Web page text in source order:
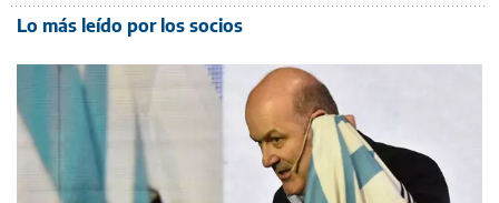
Lo más leído por los socios